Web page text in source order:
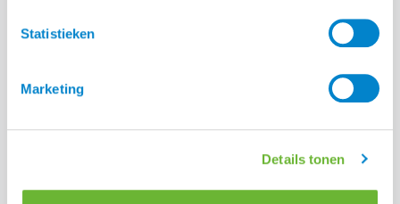
Statistieken
Marketing
Details tonen